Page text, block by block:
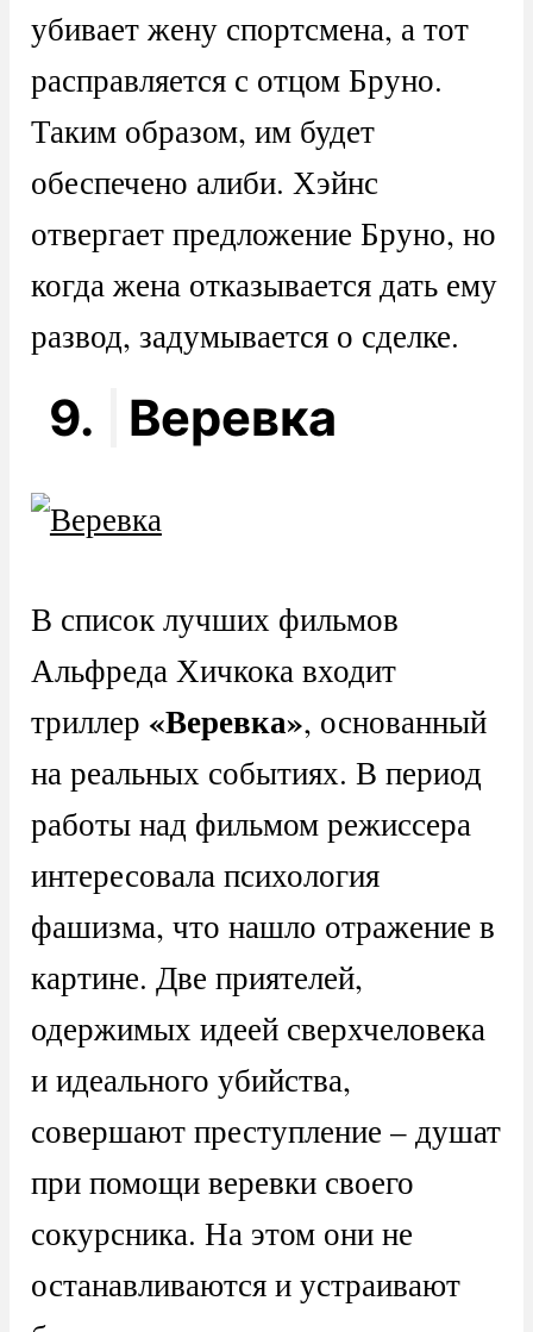
убивает жену спортсмена, а тот
расправляется с отцом Бруно.
Таким образом, им будет
обеспечено алиби. Хэйнс
отвергает предложение Бруно, но
когда жена отказывается дать ему
развод, задумывается о сделке.
9. Веревка
В список лучших фильмов
Альфреда Хичкока входит
триллер «Веревка», основанный
на реальных событиях. В период
работы над фильмом режиссера
интересовала психология
фашизма, что нашло отражение в
картине. Две приятелей,
одержимых идеей сверхчеловека
и идеального убийства,
совершают преступление – душат
при помощи веревки своего
сокурсника. На этом они не
останавливаются и устраивают